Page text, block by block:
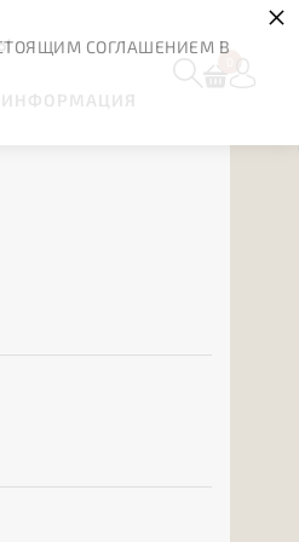
ИНФОРМАЦИЯ
СОГЛАШЕНИЕМ В
×